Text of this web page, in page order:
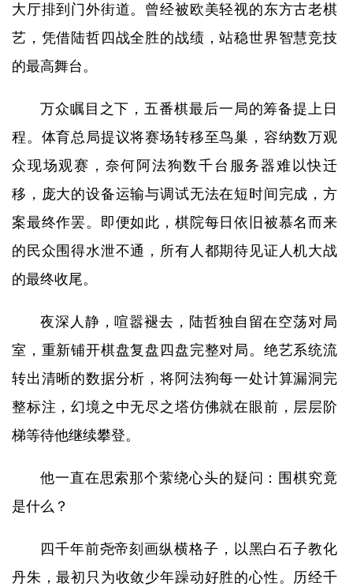
大厅排到门外街道。曾经被欧美轻视的东方古老棋
艺，凭借陆哲四战全胜的战绩，站稳世界智慧竞技
的最高舞台。
万众瞩目之下，五番棋最后一局的筹备提上日
程。体育总局提议将赛场转移至鸟巢，容纳数万观
众现场观赛，奈何阿法狗数千台服务器难以快迁
移，庞大的设备运输与调试无法在短时间完成，方
案最终作罢。即便如此，棋院每日依旧被慕名而来
的民众围得水泄不通，所有人都期待见证人机大战
的最终收尾。
夜深人静，喧嚣褪去，陆哲独自留在空荡对局
室，重新铺开棋盘复盘四盘完整对局。绝艺系统流
转出清晰的数据分析，将阿法狗每一处计算漏洞完
整标注，幻境之中无尽之塔仿佛就在眼前，层层阶
梯等待他继续攀登。
他一直在思索那个萦绕心头的疑问：围棋究竟
是什么？
四千年前尧帝刻画纵横格子，以黑白石子教化
丹朱，最初只为收敛少年躁动好胜的心性。历经千